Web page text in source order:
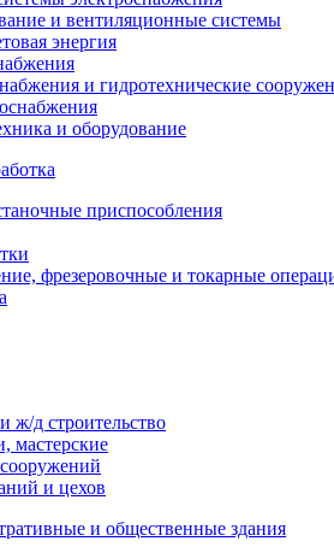
и вентиляционные системы
энергия
и гидротехнические
и оборудование
приспособления
фрезеровочные и токарные
ж/д строительство
мастерские
и цехов
и общественные здания